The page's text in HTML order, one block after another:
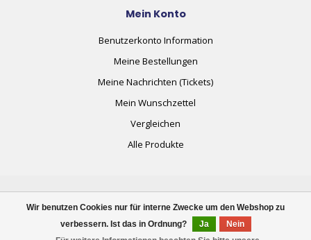
Wir benutzen Cookies nur für interne Zwecke um den Webshop zu
verbessern. Ist das in Ordnung?
Ja
Nein
Mein Konto
Benutzerkonto Information
Meine Bestellungen
Meine Nachrichten (Tickets)
Mein Wunschzettel
Vergleichen
Alle Produkte